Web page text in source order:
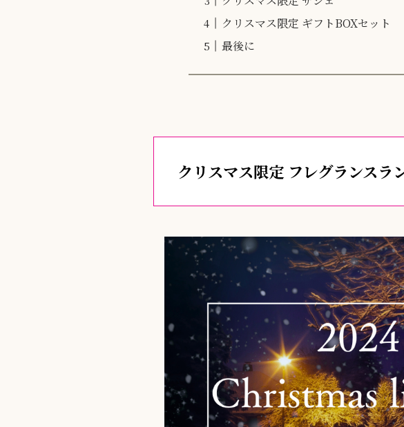
クリスマス限定 ギフトBOXセット
最後に
クリスマス限定 フレグランスラ